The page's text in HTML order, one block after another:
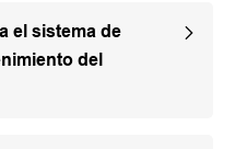
el sistema de
del